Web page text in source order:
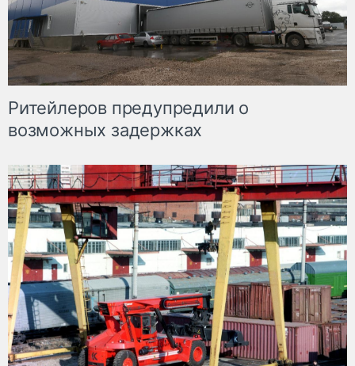
Ритейлеров предупредили о
возможных задержках